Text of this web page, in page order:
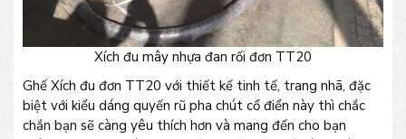
Xích đu mây nhựa đan rối đơn TT20
Ghế Xích đu đơn TT20 với thiết kế tinh tế, trang nhã, đặc
biệt với kiểu dáng quyến rũ pha chút cổ điển này thì chắc
chắn bạn sẽ càng yêu thích hơn và mang đến cho bạn